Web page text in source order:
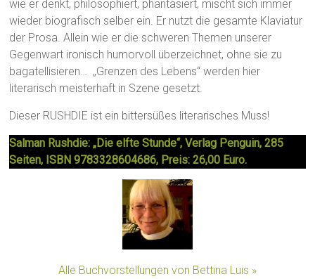
wie er denkt, philosophiert, phantasiert, mischt sich immer
wieder biografisch selber ein. Er nutzt die gesamte Klaviatur
der Prosa. Allein wie er die schweren Themen unserer
Gegenwart ironisch humorvoll überzeichnet, ohne sie zu
bagatellisieren… „Grenzen des Lebens“ werden hier
literarisch meisterhaft in Szene gesetzt.
Dieser RUSHDIE ist ein bittersüßes literarisches Muss!
Salman Rushdie: „Die elfte Stunde“, Verlag Penguin, 285
Seiten, ISBN 9783328604686, Preis: 26,00 Euro.
Alle Buchvorstellungen von Bettina Luis »